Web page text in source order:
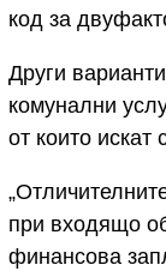
код за
Други
комунални
от които искат
при входящо
финансова